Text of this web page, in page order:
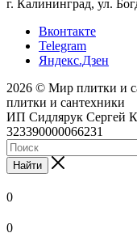
г. Калининград, ул.
Вконтакте
Telegram
Яндекс.Дзен
2026 © Мир плитки и
плитки и сантехники
ИП Сидлярук Сергей
323390000066231
Найти
0
0